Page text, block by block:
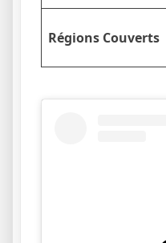
Régions Couverts